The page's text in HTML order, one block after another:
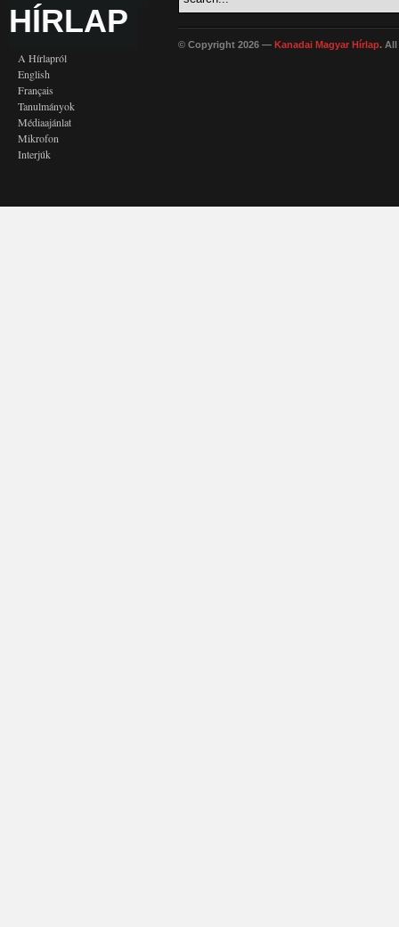
HÍRLAP
A Hírlapról
English
Français
Tanulmányok
Médiaajánlat
Mikrofon
Interjúk
© Copyright 2026 — Kanadai Magyar Hírlap. All